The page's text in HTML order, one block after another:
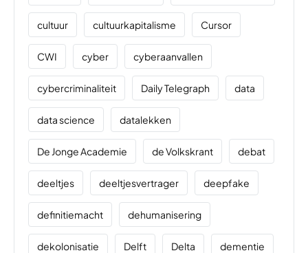
cultuur cultuurkapitalisme Cursor
CWI cyber cyberaanvallen
cybercriminaliteit Daily Telegraph data
data science datalekken
De Jonge Academie de Volkskrant debat
deeltjes deeltjesvertrager deepfake
definitiemacht dehumanisering
dekolonisatie Delft Delta dementie